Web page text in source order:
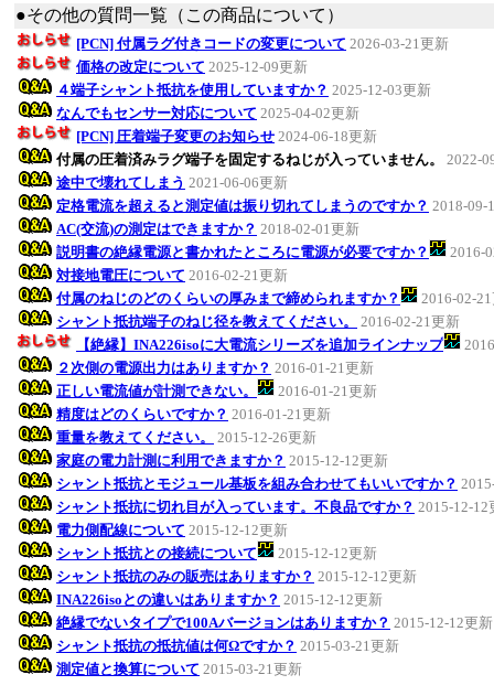
●その他の質問一覧（この商品について）
[PCN] 付属ラグ付きコードの変更について 2026-03-21更新
価格の改定について 2025-12-09更新
４端子シャント抵抗を使用していますか？ 2025-12-03更新
なんでもセンサー対応について 2025-04-02更新
[PCN] 圧着端子変更のお知らせ 2024-06-18更新
付属の圧着済みラグ端子を固定するねじが入っていません。
2022-
途中で壊れてしまう 2021-06-06更新
定格電流を超えると測定値は振り切れてしまうのですか？ 2018-09-
AC(交流)の測定はできますか？ 2018-02-01更新
説明書の絶縁電源と書かれたところに電源が必要ですか？
2016-
対接地電圧について 2016-02-21更新
付属のねじのどのくらいの厚みまで締められますか？
2016-02-
シャント抵抗端子のねじ径を教えてください。
2016-02-21更新
【絶縁】INA226isoに大電流シリーズを追加ラインナップ
２次側の電源出力はありますか？ 2016-01-21更新
正しい電流値が計測できない。
2016-01-21更新
精度はどのくらいですか？ 2016-01-21更新
重量を教えてください。
2015-12-26更新
家庭の電力計測に利用できますか？ 2015-12-12更新
シャント抵抗とモジュール基板を組み合わせてもいいですか？
シャント抵抗に切れ目が入っています。不良品ですか？ 2015-12-12
電力側配線について 2015-12-12更新
シャント抵抗との接続について
2015-12-12更新
シャント抵抗のみの販売はありますか？ 2015-12-12更新
INA226isoとの違いはありますか？ 2015-12-12更新
絶縁でないタイプで100Aバージョンはありますか？ 2015-12-12更新
シャント抵抗の抵抗値は何Ωですか？ 2015-03-21更新
測定値と換算について 2015-03-21更新